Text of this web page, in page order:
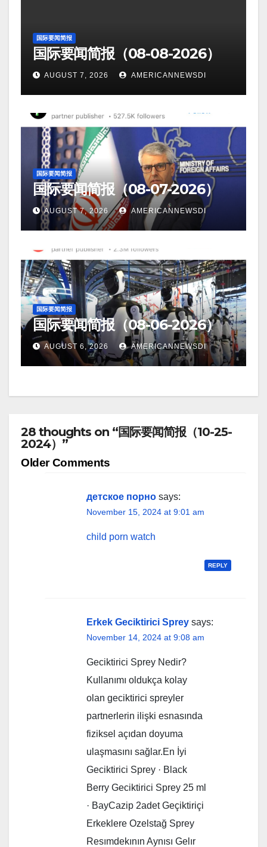
国际要闻简报
国际要闻简报（08-08-2026）
AUGUST 7, 2026 AMERICANNEWSDI
国际要闻简报
国际要闻简报（08-07-2026）
AUGUST 7, 2026 AMERICANNEWSDI
国际要闻简报
国际要闻简报（08-06-2026）
AUGUST 6, 2026 AMERICANNEWSDI
28 thoughts on “国际要闻简报（10-25-
2024）”
Comment
Older Comments
детское порно says:
November 15, 2024 at 9:01 am
child porn watch
REPLY
Erkek Geciktirici Sprey says:
November 14, 2024 at 9:08 am
Geciktirici Sprey Nedir?
Kullanımı oldukça kolay
olan geciktirici spreyler
partnerlerin ilişki esnasında
fiziksel açıdan doyuma
ulaşmasını sağlar.En İyi
Geciktirici Sprey · Black
Berry Geciktirici Sprey 25 ml
· BayCazip 2adet Geçiktiriçi
Erkeklere Ozelstağ Sprey
Resımdekının Aynısı Gelır